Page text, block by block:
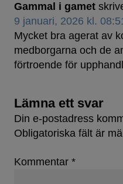
Gammal i gamet
9 januari, 2026 kl.
Mycket bra agerat av
medborgarna och de
förtroende för
Lämna ett svar
Din e-postadress
Obligatoriska fält är
Kommentar *